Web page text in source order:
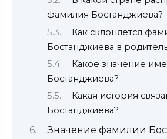
фамилия Бостанджиева?
Как склоняется
Бостанджиева в
Какое значение
Бостанджиева?
Какая история
Бостанджиева?
Значение фамилии